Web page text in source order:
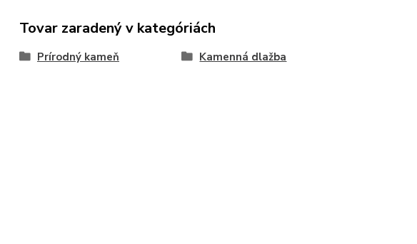
Tovar zaradený v kategóriách
Prírodný kameň Kamenná dlažba